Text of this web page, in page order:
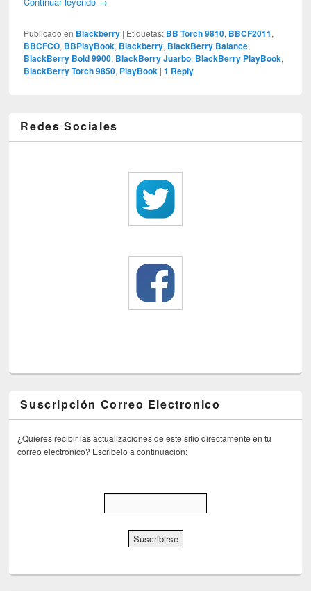
Publicado en Blackberry | Etiquetas: BB Torch 9810, BBCF2011,
BBCFCO, BBPlayBook, Blackberry, BlackBerry Balance,
BlackBerry Bold 9900, BlackBerry Juarbo, BlackBerry PlayBook,
BlackBerry Torch 9850, PlayBook |1 Reply
Redes Sociales
Suscripción Correo Electronico
¿Quieres recibir las actualizaciones de este sitio directamente en tu
correo electrónico? Escribelo a continuación: